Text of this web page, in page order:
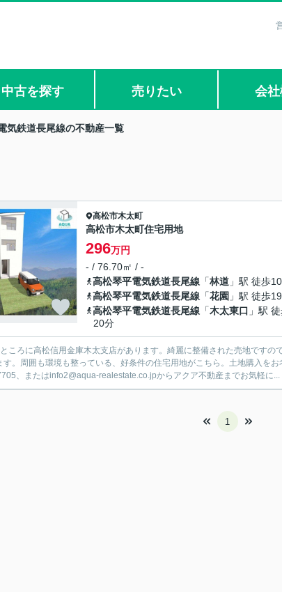
中古を探す 売りたい 会
気鉄道長尾線の不動産一覧
高松市木太町
高松市木太町住宅用地
296万円
- / 76.70㎡ / -
高松琴平電気鉄道長尾線 「林道 」駅 徒歩
高松琴平電気鉄道長尾線 「花園 」駅 徒歩
高松琴平電気鉄道長尾線 「木太東口 」駅
20分
ころに高松信用金庫木太支店があります。綺麗に整備された売地です
す。周囲も環境も整っている、好条件の住宅用地がこちら。土地購入を
、またはinfo2@aqua-realestate.co.jpからアクア不動産までお気軽に...
1